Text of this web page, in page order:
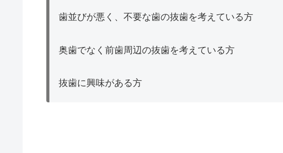
歯並びが悪く、不要な歯の抜歯を考えている方
奥歯でなく前歯周辺の抜歯を考えている方
抜歯に興味がある方